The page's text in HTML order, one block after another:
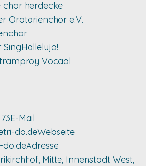
chor herdecke
Oratorienchor e.V.
SingHalleluja!
Vocaal
E-Mail
do.deWebseite
do.deAdresse
Mitte, Innenstadt West,